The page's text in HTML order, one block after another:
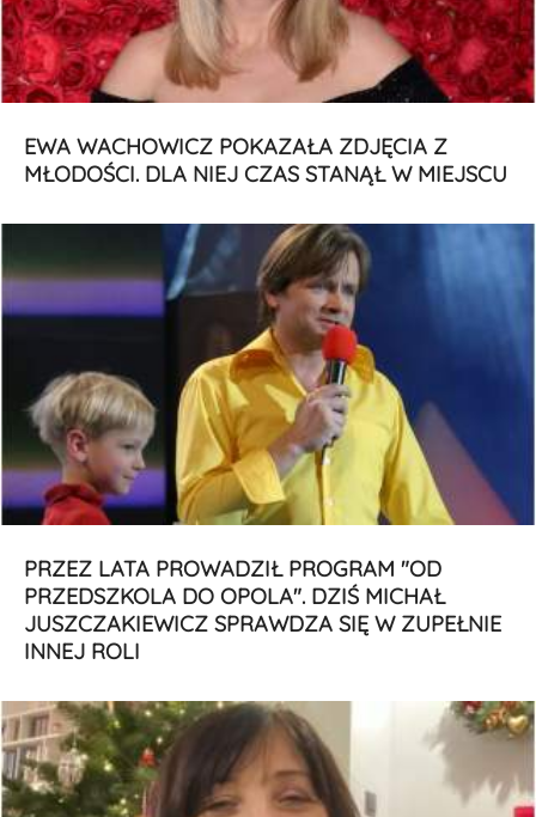
EWA WACHOWICZ POKAZAŁA ZDJĘCIA Z
MŁODOŚCI. DLA NIEJ CZAS STANĄŁ W MIEJSCU
PRZEZ LATA PROWADZIŁ PROGRAM "OD
PRZEDSZKOLA DO OPOLA". DZIŚ MICHAŁ
JUSZCZAKIEWICZ SPRAWDZA SIĘ W ZUPEŁNIE
INNEJ ROLI